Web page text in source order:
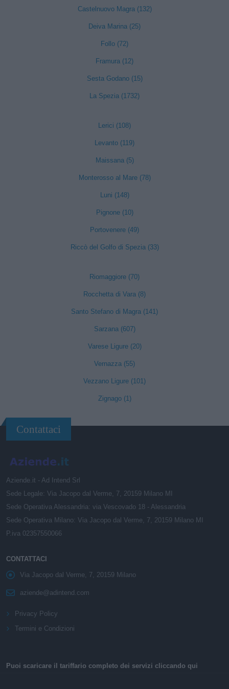
Castelnuovo Magra (132)
Deiva Marina (25)
Follo (72)
Framura (12)
Sesta Godano (15)
La Spezia (1732)
Lerici (108)
Levanto (119)
Maissana (5)
Monterosso al Mare (78)
Luni (148)
Pignone (10)
Portovenere (49)
Riccò del Golfo di Spezia (33)
Riomaggiore (70)
Rocchetta di Vara (8)
Santo Stefano di Magra (141)
Sarzana (607)
Varese Ligure (20)
Vernazza (55)
Vezzano Ligure (101)
Zignago (1)
Contattaci
Aziende.it - Ad Intend Srl
Sede Legale: Via Jacopo dal Verme, 7, 20159 Milano MI
Sede Operativa Alessandria: via Vescovado 18 - Alessandria
Sede Operativa Milano: Via Jacopo dal Verme, 7, 20159 Milano MI
P.iva 02357550066
CONTATTACI
Via Jacopo dal Verme, 7, 20159 Milano
aziende@adintend.com
Privacy Policy
Termini e Condizioni
Puoi scaricare il tariffario completo dei servizi cliccando qui